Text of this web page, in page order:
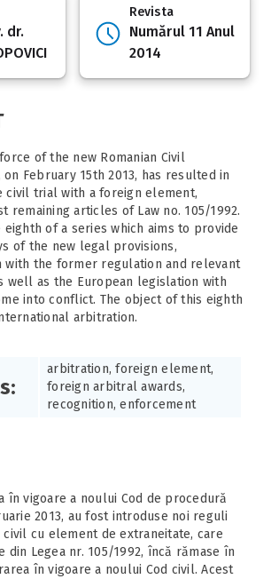
dr.
Revista
Numărul 11 Anul
2014
of the new Romanian Civil
on February 15th 2013, has resulted in
civil trial with a foreign element,
remaining articles of Law no. 105/1992.
of a series which aims to provide
of the new legal provisions,
with the former regulation and relevant
well as the European legislation with
into conflict. The object of this eighth
arbitration.
arbitration, foreign element,
foreign arbitral awards,
recognition, enforcement
în vigoare a noului Cod de procedură
2013, au fost introduse noi reguli
cu element de extraneitate, care
Legea nr. 105/1992, încă rămase în
în vigoare a noului Cod civil. Acest